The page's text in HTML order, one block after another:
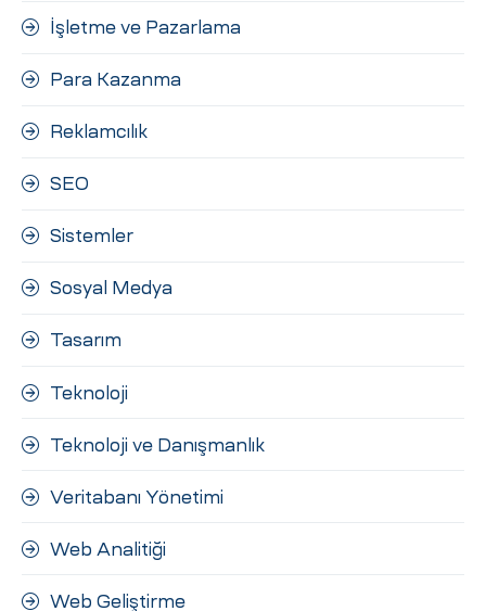
İşletme ve Pazarlama
Para Kazanma
Reklamcılık
SEO
Sistemler
Sosyal Medya
Tasarım
Teknoloji
Teknoloji ve Danışmanlık
Veritabanı Yönetimi
Web Analitiği
Web Geliştirme